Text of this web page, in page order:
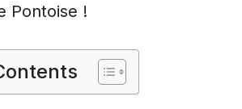
Pontoise !